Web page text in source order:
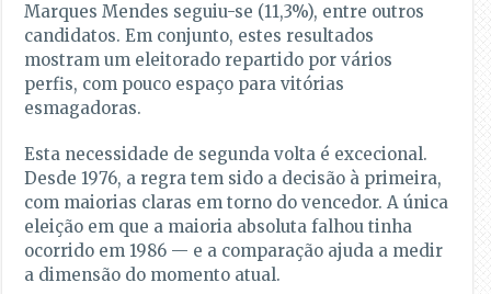
Marques Mendes seguiu-se (11,3%), entre outros
candidatos. Em conjunto, estes resultados
mostram um eleitorado repartido por vários
perfis, com pouco espaço para vitórias
esmagadoras.
Esta necessidade de segunda volta é excecional.
Desde 1976, a regra tem sido a decisão à primeira,
com maiorias claras em torno do vencedor. A única
eleição em que a maioria absoluta falhou tinha
ocorrido em 1986 — e a comparação ajuda a medir
a dimensão do momento atual.